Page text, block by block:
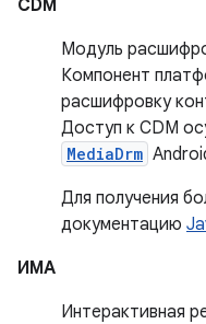
CDM
Модуль
Компонент
расшифровку
Доступ к CDM
MediaDrm
Для получения
документацию
ИМА
Интерактивная